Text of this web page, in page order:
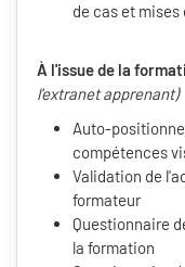
de cas et
À l'issue de la
l'extranet apprenant)
Auto-
compétences
Validation de
formateur
Questionnaire
la formation